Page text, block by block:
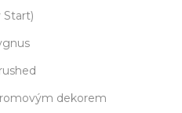
Start)
dekorem